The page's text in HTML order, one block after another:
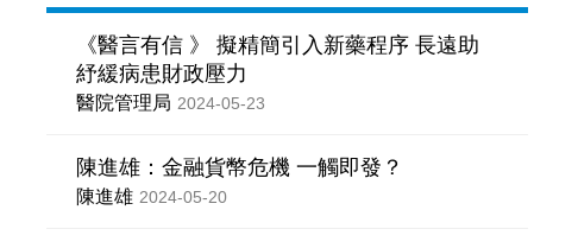
《醫言有信 》 擬精簡引入新藥程序 長遠助
紓緩病患財政壓力
醫院管理局 2024-05-23
陳進雄：金融貨幣危機 一觸即發？
陳進雄 2024-05-20